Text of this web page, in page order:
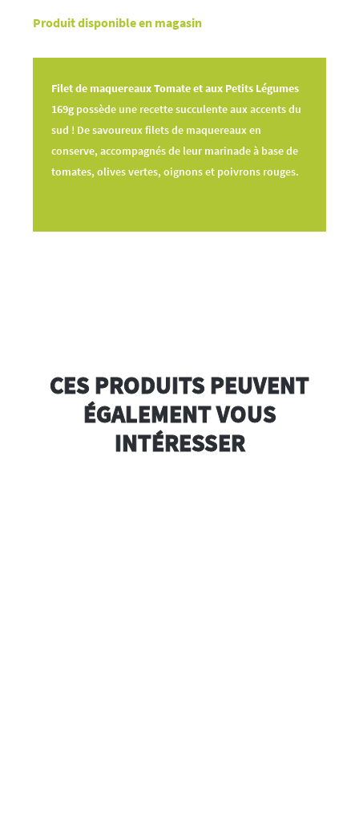
Produit disponible en magasin
Filet de maquereaux Tomate et aux Petits Légumes
169gpossède une recette succulente aux accents du
sud ! De savoureux filets de maquereaux en
conserve, accompagnés de leur marinade à base de
tomates, olives vertes, oignons et poivrons rouges.
CES PRODUITS PEUVENT
ÉGALEMENT VOUS
INTÉRESSER